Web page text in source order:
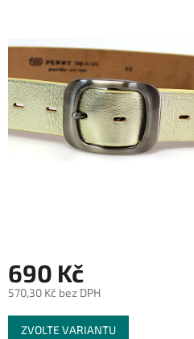
690 Kč
570,30 Kč bez DPH
Měrná
cena:
ZVOLTE VARIANTU